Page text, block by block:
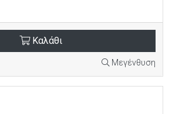
Καλάθι
Μεγένθυση